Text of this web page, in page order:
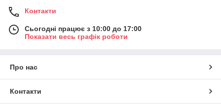
Контакти
Сьогодні працює з 10:00 до 17:00
Показати весь графік роботи
Про нас
Контакти